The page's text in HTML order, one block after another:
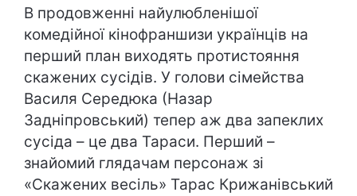
В продовженні найулюбленішої
комедійної кінофраншизи українців на
перший план виходять протистояння
скажених сусідів. У голови сімейства
Василя Середюка (Назар
Задніпровський) тепер аж два запеклих
сусіда – це два Тараси. Перший –
знайомий глядачам персонаж зі
«Скажених весіль» Тарас Крижанівський